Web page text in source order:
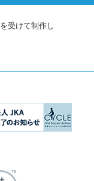
を受けて制作し